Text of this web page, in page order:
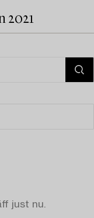
2021
just nu.